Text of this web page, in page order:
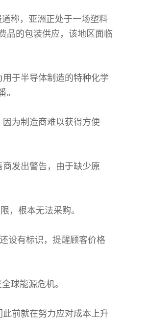
称， 亚洲正处于一场塑料
品的包装供应，该地区面临
于半导体制造的特种化学
。
为制造商难以获得方便
发出警告，由于缺少原
，根本无法采购。
设有标识，提醒顾客价格
球能源危机。
前就在努力应对成本上升